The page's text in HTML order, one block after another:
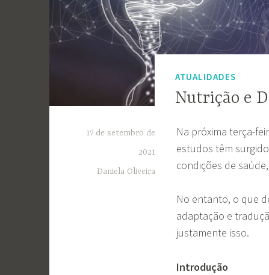
ATUALIDADES
Nutrição e
17 de setembro de
2021
Daniela Oliveira
Na próxima terça-
estudos têm
condições de
No entanto, o que
adaptação e
justamente isso.
Introdução